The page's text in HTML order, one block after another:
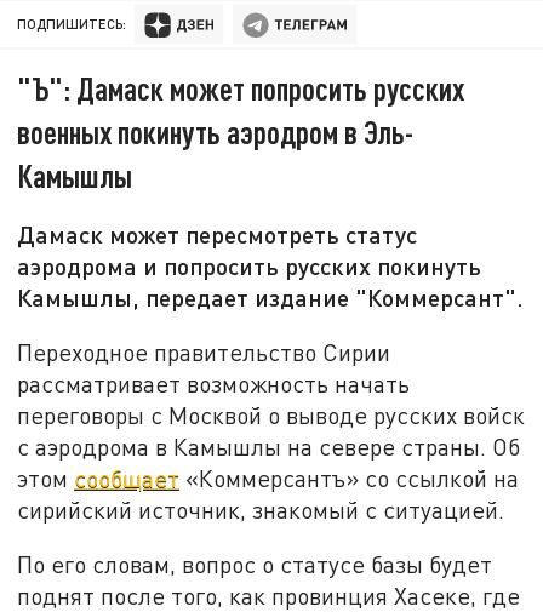
ПОДПИШИТЕСЬ:
"Ъ": Дамаск может попросить русских
военных покинуть аэродром в Эль-
Камышлы
Дамаск может пересмотреть статус
аэродрома и попросить русских покинуть
Камышлы, передает издание "Коммерсант".
Переходное правительство Сирии
рассматривает возможность начать
переговоры с Москвой о выводе русских войск
с аэродрома в Камышлы на севере страны. Об
этом сообщает «Коммерсантъ» со ссылкой на
сирийский источник, знакомый с ситуацией.
По его словам, вопрос о статусе базы будет
поднят после того, как провинция Хасеке, где